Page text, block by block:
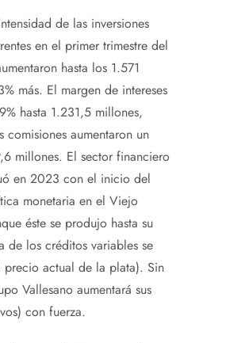
de las inversiones
en el primer trimestre del
hasta los 1.571
más. El margen de intereses
hasta 1.231,5 millones,
comisiones aumentaron un
millones. El sector financiero
en 2023 con el inicio del
monetaria en el Viejo
éste se produjo hasta su
de los créditos variables se
precio actual de la plata). Sin
Vallesano aumentará sus
con fuerza.